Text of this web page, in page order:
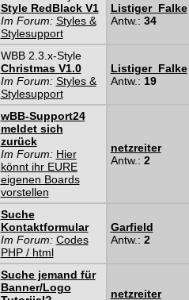
Style RedBlack V1
Im Forum: Styles &
Stylesupport
Listiger_Falke
Antw.: 34
WBB 2.3.x-Style
Christmas V1.0
Im Forum: Styles &
Stylesupport
Listiger_Falke
Antw.: 19
wBB-Support24
meldet sich
zurück
Im Forum: Hier
könnt ihr EURE
eigenen Boards
vorstellen
netzreiter
Antw.: 2
Suche
Kontaktformular
Im Forum: Codes
PHP / html
Garfield
Antw.: 2
Suche jemand für
Banner/Logo
netzreiter